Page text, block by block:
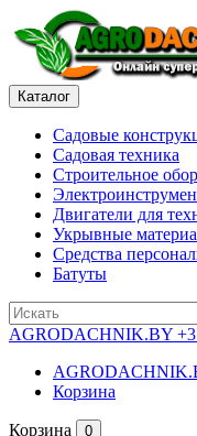
Каталог
Садовые
Садовая техника
Строительное
Двигатели для
Укрывные
Средства
Батуты
AGRODACHNIK.BY
Корзина
Корзина 0